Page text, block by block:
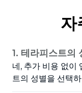
자
1. 테라피스트의
네, 추가 비용 없이
트의 성별을 선택